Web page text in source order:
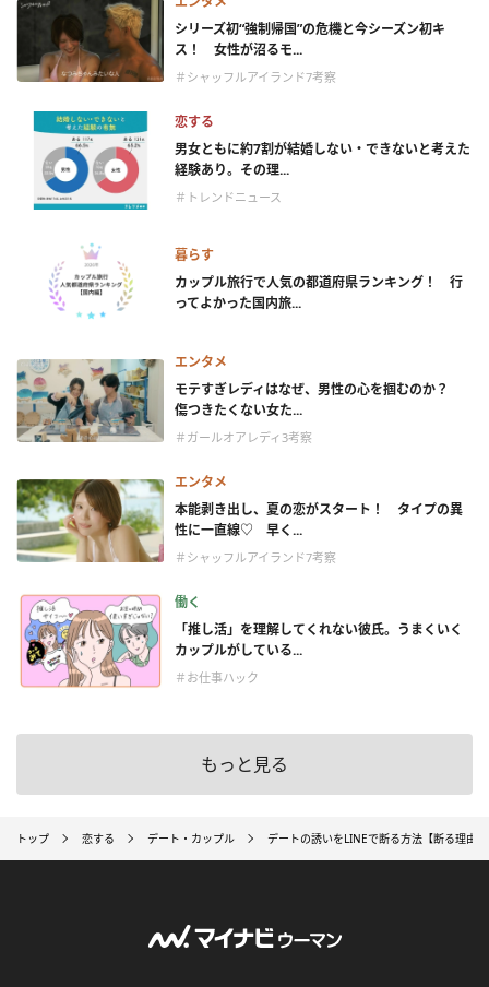
シリーズ初“強制帰国”の危機と今シーズン初キ
ス！ 女性が沼るモ...
＃シャッフルアイランド7考察
恋する
男女ともに約7割が結婚しない・できないと考えた
経験あり。その理...
＃トレンドニュース
暮らす
カップル旅行で人気の都道府県ランキング！ 行
ってよかった国内旅...
エンタメ
モテすぎレディはなぜ、男性の心を掴むのか？
傷つきたくない女た...
＃ガールオアレディ3考察
エンタメ
本能剥き出し、夏の恋がスタート！ タイプの異
性に一直線♡ 早く...
＃シャッフルアイランド7考察
働く
「推し活」を理解してくれない彼氏。うまくいく
カップルがしている...
＃お仕事ハック
もっと見る
トップ 恋する デート・カップル デートの誘いをLINEで断る方法【断る理由